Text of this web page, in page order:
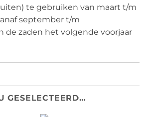
te gebruiken van maart t/m
september t/m
de zaden het volgende voorjaar
GESELECTEERD…